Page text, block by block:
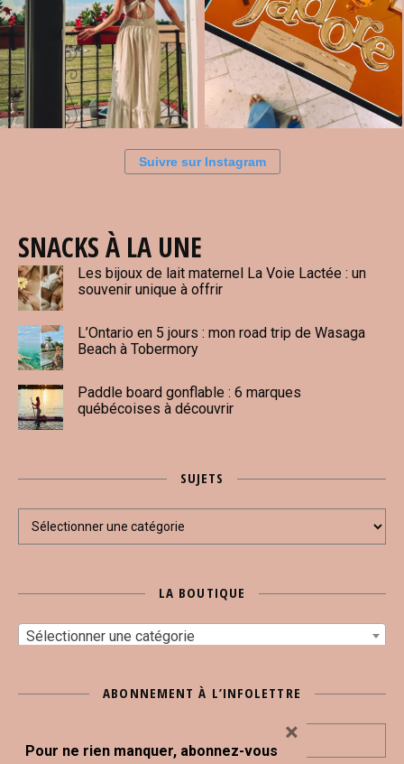
Suivre sur Instagram
SNACKS À LA UNE
Les bijoux de lait maternel La Voie Lactée : un
souvenir unique à offrir
L’Ontario en 5 jours : mon road trip de Wasaga
Beach à Tobermory
Paddle board gonflable : 6 marques
québécoises à découvrir
SUJETS
LA BOUTIQUE
Sélectionner une catégorie
ABONNEMENT À L’INFOLETTRE
Pour ne rien manquer, abonnez-vous
×